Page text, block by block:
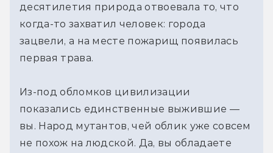
десятилетия природа отвоевала то, что
когда-то захватил человек: города
зацвели, а на месте пожарищ появилась
первая трава.
Из-под обломков цивилизации
показались единственные выжившие —
вы. Народ мутантов, чей облик уже совсем
не похож на людской. Да, вы обладаете